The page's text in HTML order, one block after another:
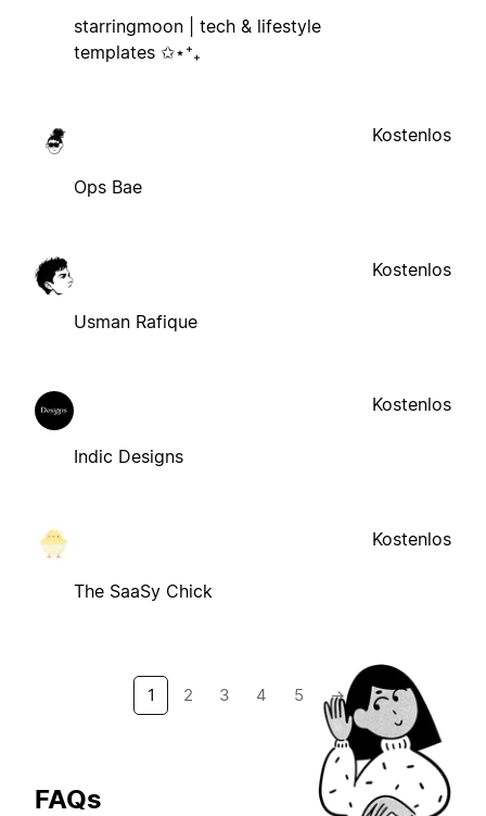
starringmoon | tech & lifestyle
templates ✩⋆⁺₊
Ops Bae
Kostenlos
Usman Rafique
Kostenlos
Indic Designs
Kostenlos
The SaaSy Chick
Kostenlos
1 2 3 4 5 →
FAQs